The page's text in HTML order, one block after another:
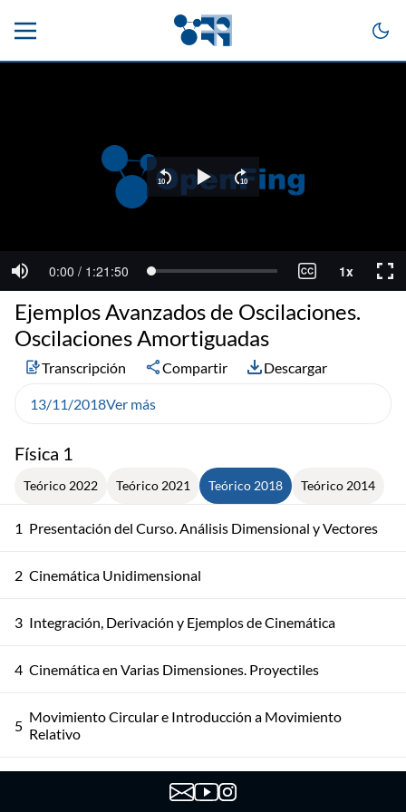
Física 1
Teórico 2022 Teórico 2021 Teórico 2018 Teórico 2014
1 Presentación del Curso. Análisis Dimensional y Vectores
2 Cinemática Unidimensional
3 Integración, Derivación y Ejemplos de Cinemática
4 Cinemática en Varias Dimensiones. Proyectiles
5 Movimiento Circular e Introducción a Movimiento
Relativo
Sistemas de Referencia. Leyes de Newton
Ejemplos Avanzados de Oscilaciones.
Oscilaciones Amortiguadas
Transcripción Compartir Descargar
13/11/2018Ver más